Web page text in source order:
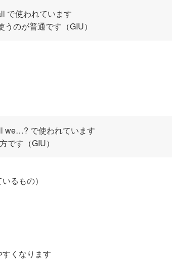
で使われています
うのが普通です（GIU）
we…? で使われています
です（GIU）
るもの）
くなります